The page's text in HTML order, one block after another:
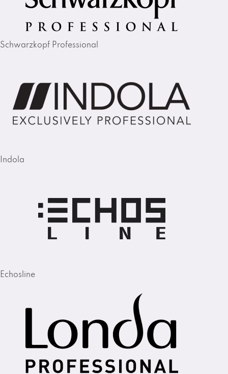
Schwarzkopf Professional
Indola
Echosline